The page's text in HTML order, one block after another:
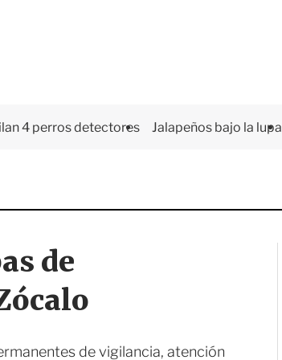
4 perros detectores Jalapeños bajo la lupa
de
de vigilancia, atención